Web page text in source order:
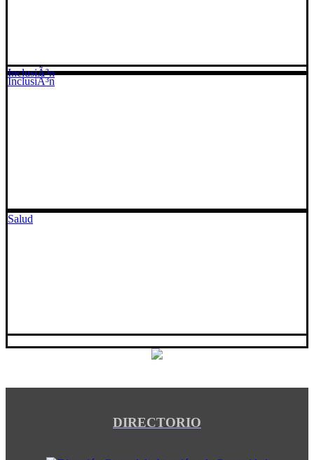
InclusiÃ³n
Salud
InclusiÃ³n
DIRECTORIO